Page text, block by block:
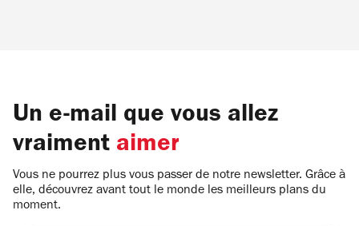
Un e-mail que vous allez
vraiment aimer
Vous ne pourrez plus vous passer de notre newsletter. Grâce à
elle, découvrez avant tout le monde les meilleurs plans du
moment.